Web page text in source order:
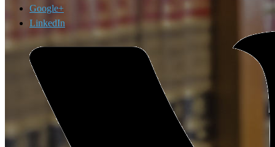
Google+
LinkedIn